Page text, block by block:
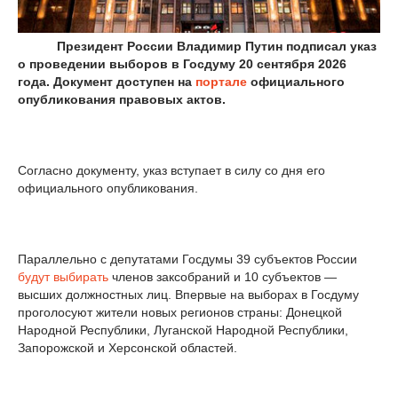
Президент России Владимир Путин подписал указ
о проведении выборов в Госдуму 20 сентября 2026
года. Документ доступен на портале официального
опубликования правовых актов.
Согласно документу, указ вступает в силу со дня его
официального опубликования.
Параллельно с депутатами Госдумы 39 субъектов России
будут выбирать членов заксобраний и 10 субъектов —
высших должностных лиц. Впервые на выборах в Госдуму
проголосуют жители новых регионов страны: Донецкой
Народной Республики, Луганской Народной Республики,
Запорожской и Херсонской областей.